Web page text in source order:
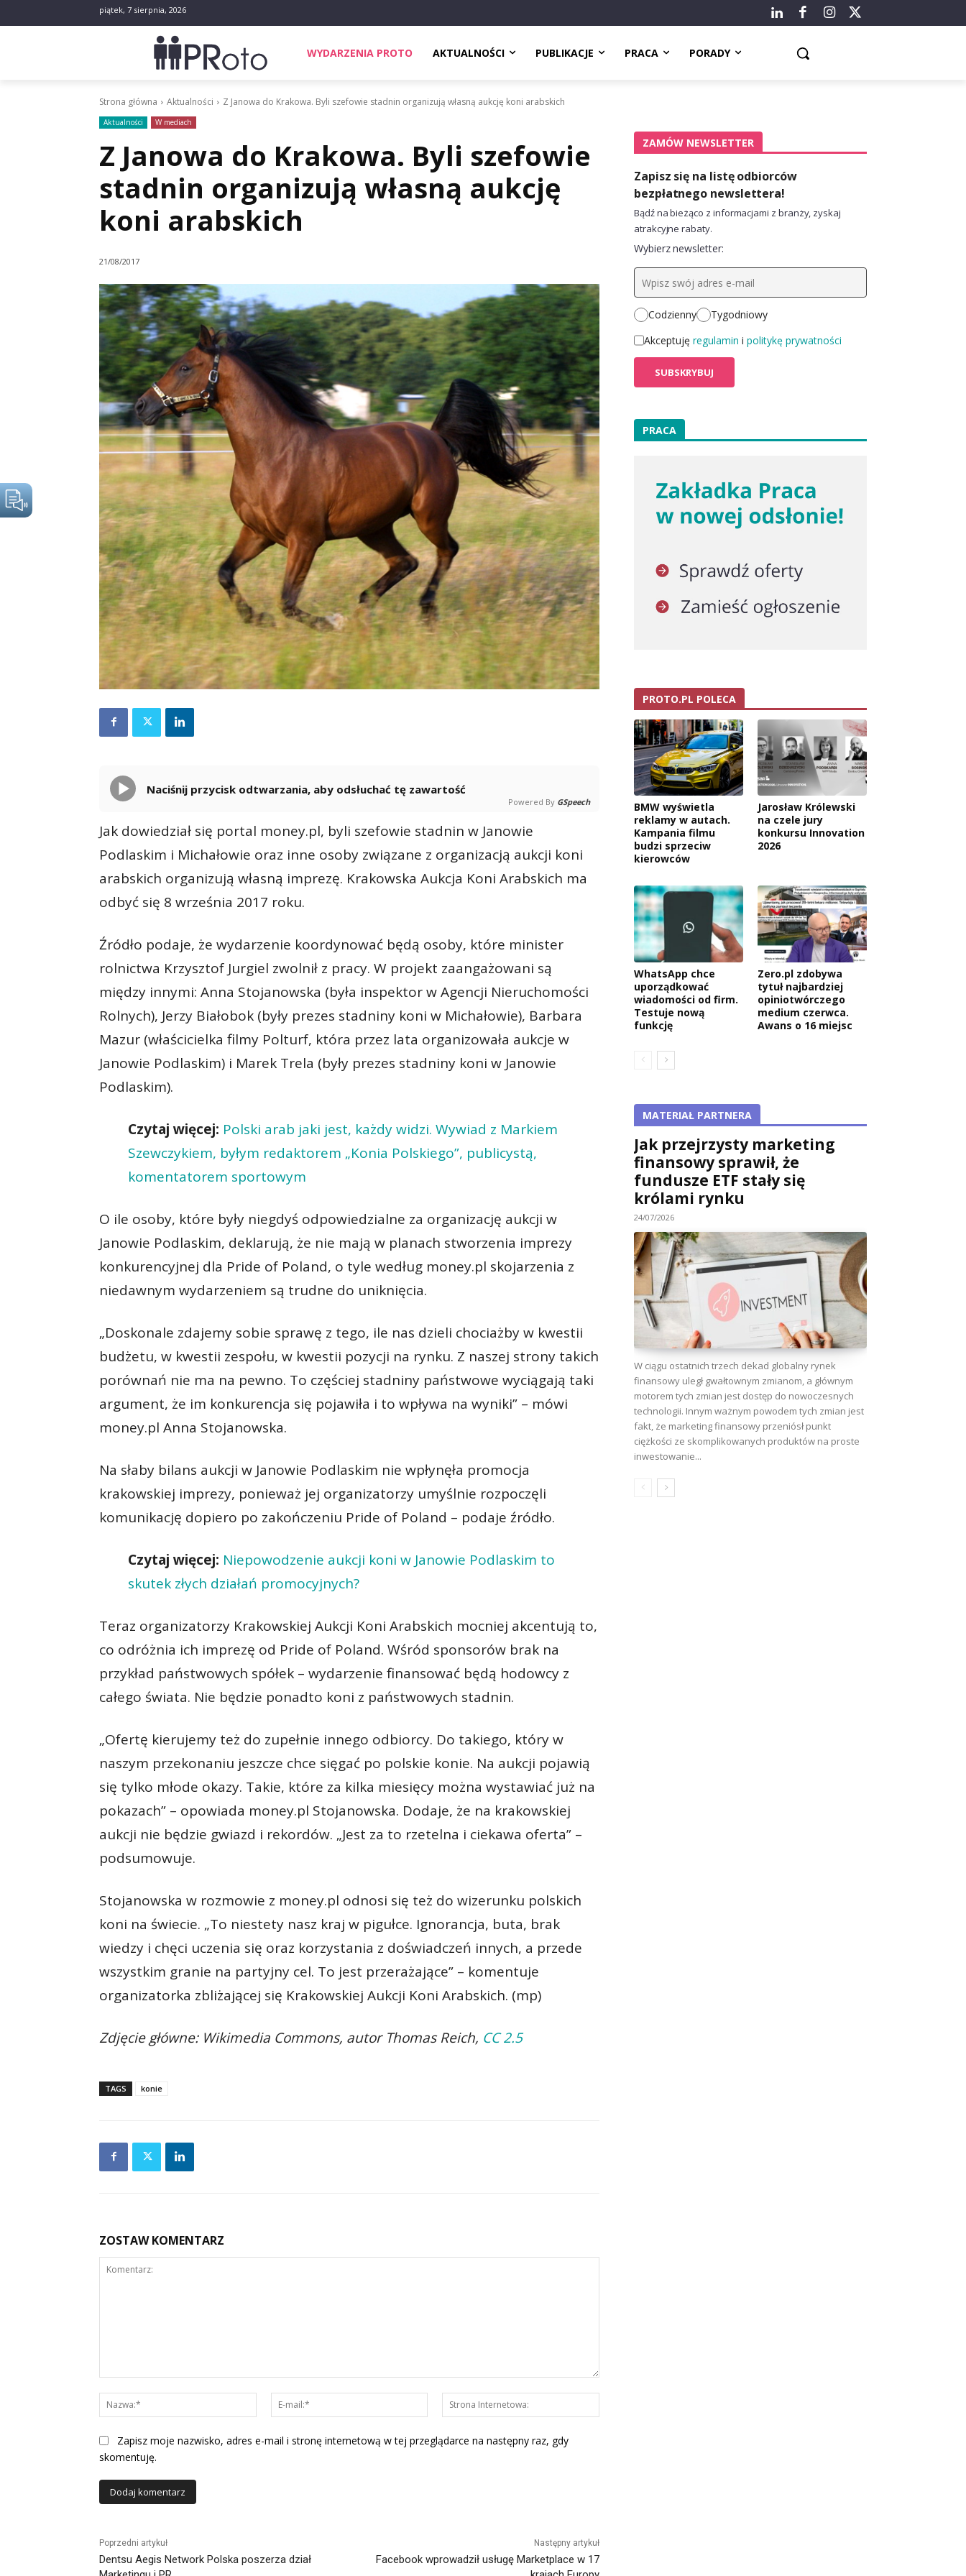
piątek, 7 sierpnia, 2026
WYDARZENIA PROTO AKTUALNOŚCI PUBLIKACJE PRACA PORADY
Strona główna Aktualności Z Janowa do Krakowa. Byli szefowie stadnin organizują własną aukcję koni arabskich
Aktualności W mediach
Z Janowa do Krakowa. Byli szefowie
stadnin organizują własną aukcję
koni arabskich
21/08/2017
Naciśnij przycisk odtwarzania, aby odsłuchać tę zawartość
Powered By GSpeech
Jak dowiedział się portal money.pl, byli szefowie stadnin w Janowie
Podlaskim i Michałowie oraz inne osoby związane z organizacją aukcji koni
arabskich organizują własną imprezę. Krakowska Aukcja Koni Arabskich ma
odbyć się 8 września 2017 roku.
Źródło podaje, że wydarzenie koordynować będą osoby, które minister
rolnictwa Krzysztof Jurgiel zwolnił z pracy. W projekt zaangażowani są
między innymi: Anna Stojanowska (była inspektor w Agencji Nieruchomości
Rolnych), Jerzy Białobok (były prezes stadniny koni w Michałowie), Barbara
Mazur (właścicielka filmy Polturf, która przez lata organizowała aukcje w
Janowie Podlaskim) i Marek Trela (były prezes stadniny koni w Janowie
Podlaskim).
Czytaj więcej: Polski arab jaki jest, każdy widzi. Wywiad z Markiem
Szewczykiem, byłym redaktorem „Konia Polskiego”, publicystą,
komentatorem sportowym
O ile osoby, które były niegdyś odpowiedzialne za organizację aukcji w
Janowie Podlaskim, deklarują, że nie mają w planach stworzenia imprezy
konkurencyjnej dla Pride of Poland, o tyle według money.pl skojarzenia z
niedawnym wydarzeniem są trudne do uniknięcia.
„Doskonale zdajemy sobie sprawę z tego, ile nas dzieli chociażby w kwestii
budżetu, w kwestii zespołu, w kwestii pozycji na rynku. Z naszej strony takich
porównań nie ma na pewno. To częściej stadniny państwowe wyciągają taki
argument, że im konkurencja się pojawiła i to wpływa na wyniki” – mówi
money.pl Anna Stojanowska.
Na słaby bilans aukcji w Janowie Podlaskim nie wpłynęła promocja
krakowskiej imprezy, ponieważ jej organizatorzy umyślnie rozpoczęli
komunikację dopiero po zakończeniu Pride of Poland – podaje źródło.
Czytaj więcej: Niepowodzenie aukcji koni w Janowie Podlaskim to
skutek złych działań promocyjnych?
Teraz organizatorzy Krakowskiej Aukcji Koni Arabskich mocniej akcentują to,
co odróżnia ich imprezę od Pride of Poland. Wśród sponsorów brak na
przykład państwowych spółek – wydarzenie finansować będą hodowcy z
całego świata. Nie będzie ponadto koni z państwowych stadnin.
„Ofertę kierujemy też do zupełnie innego odbiorcy. Do takiego, który w
naszym przekonaniu jeszcze chce sięgać po polskie konie. Na aukcji pojawią
się tylko młode okazy. Takie, które za kilka miesięcy można wystawiać już na
pokazach” – opowiada money.pl Stojanowska. Dodaje, że na krakowskiej
aukcji nie będzie gwiazd i rekordów. „Jest za to rzetelna i ciekawa oferta” –
podsumowuje.
Stojanowska w rozmowie z money.pl odnosi się też do wizerunku polskich
koni na świecie. „To niestety nasz kraj w pigułce. Ignorancja, buta, brak
wiedzy i chęci uczenia się oraz korzystania z doświadczeń innych, a przede
wszystkim granie na partyjny cel. To jest przerażające” – komentuje
organizatorka zbliżającej się Krakowskiej Aukcji Koni Arabskich. (mp)
Zdjęcie główne: Wikimedia Commons, autor Thomas Reich, CC 2.5
TAGS konie
ZOSTAW KOMENTARZ
Nazwa:*
mail:*
Internetowa:
Zapisz moje nazwisko, adres e-mail i stronę internetową w tej przeglądarce na następny raz, gdy
skomentuję.
Poprzedni artykuł
Dentsu Aegis Network Polska poszerza dział
Następny artykuł
Facebook wprowadził usługę Marketplace w 17
ZAMÓW NEWSLETTER
Zapisz się na listę odbiorców
bezpłatnego newslettera!
Bądź na bieżąco z informacjami z branży, zyskaj
atrakcyjne rabaty.
Wybierz newsletter:
Codzienny
Tygodniowy
Akceptuję regulamin i politykę prywatności
PRACA
PROTO.PL POLECA
BMW wyświetla
reklamy w autach.
Kampania filmu
budzi sprzeciw
kierowców
Jarosław Królewski
na czele jury
konkursu Innovation
2026
WhatsApp chce
uporządkować
wiadomości od firm.
Testuje nową
funkcję
Zero.pl zdobywa
tytuł najbardziej
opiniotwórczego
medium czerwca.
Awans o 16 miejsc
MATERIAŁ PARTNERA
Jak przejrzysty marketing
finansowy sprawił, że
fundusze ETF stały się
królami rynku
24/07/2026
W ciągu ostatnich trzech dekad globalny rynek
finansowy uległ gwałtownym zmianom, a głównym
motorem tych zmian jest dostęp do nowoczesnych
technologii. Innym ważnym powodem tych zmian jest
fakt, że marketing finansowy przeniósł punkt
ciężkości ze skomplikowanych produktów na proste
inwestowanie...